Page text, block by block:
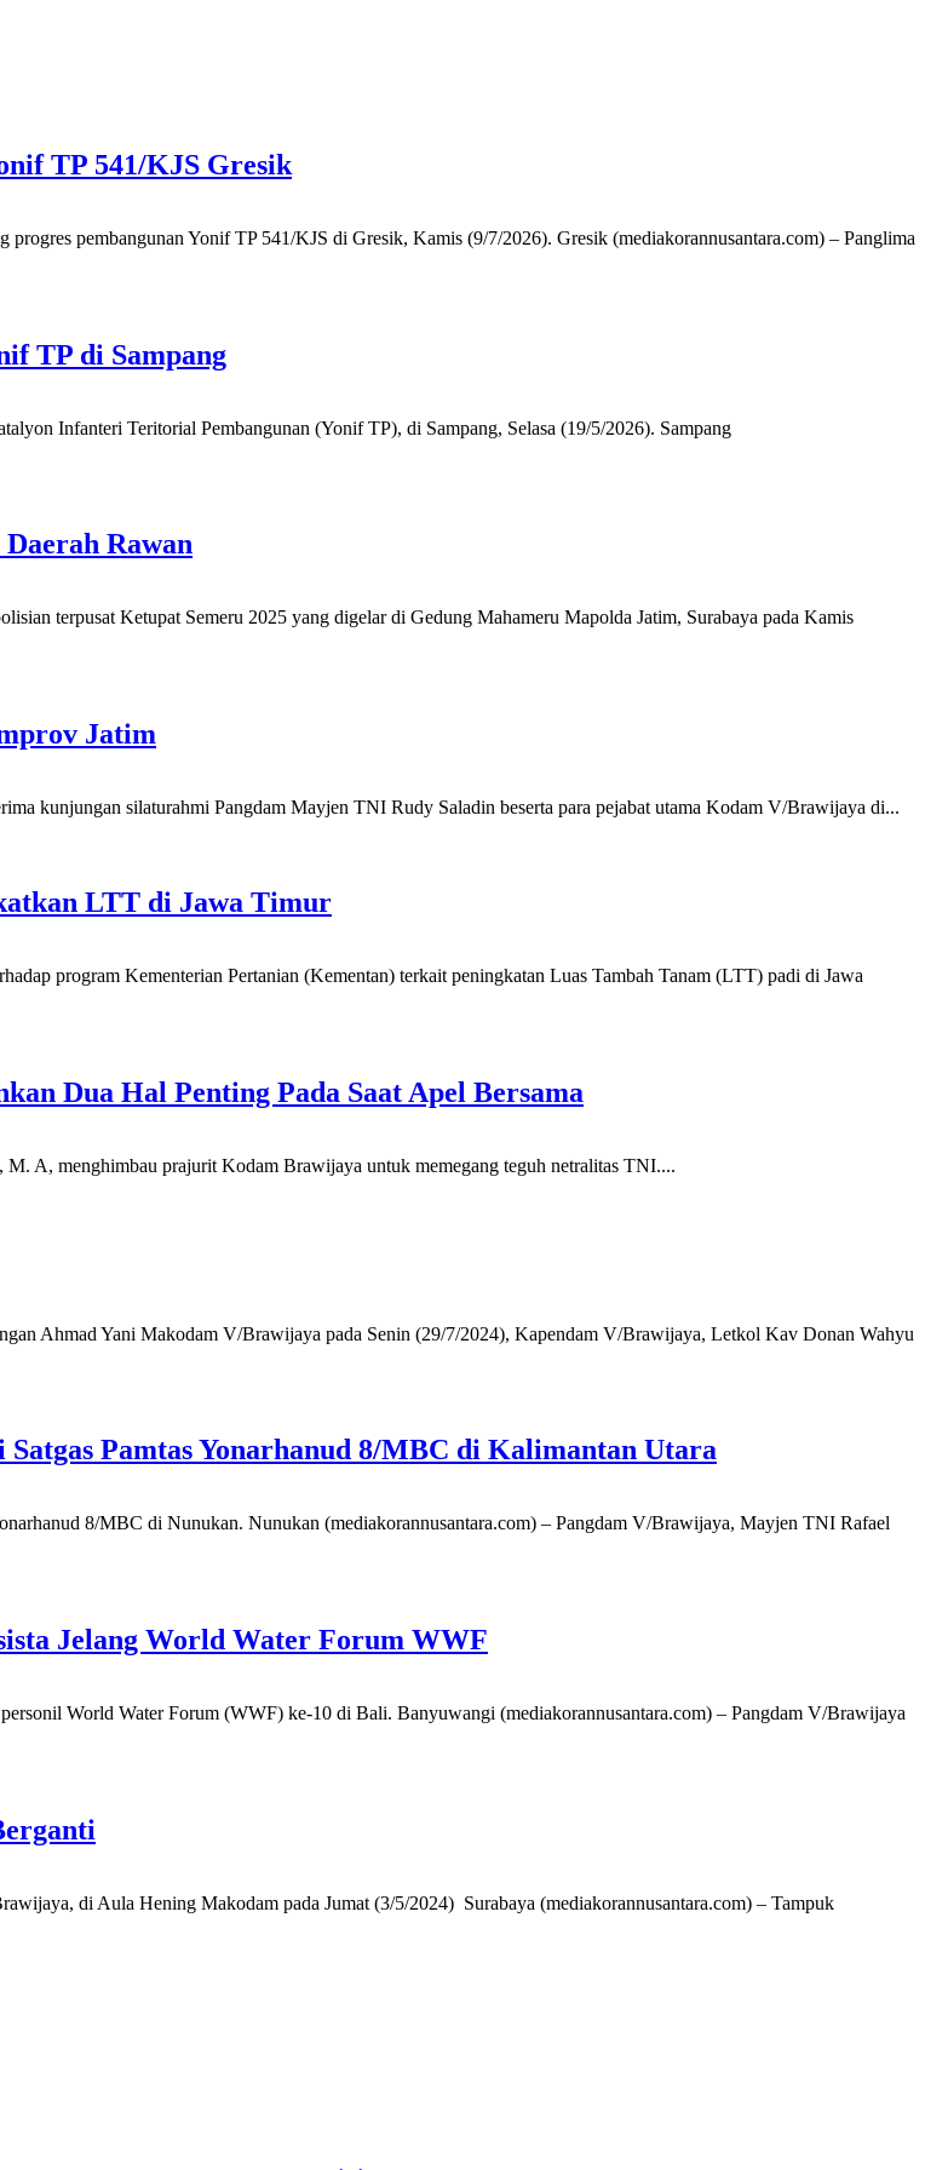
TP 541/KJS Gresik
pembangunan Yonif TP 541/KJS di Gresik, Kamis (9/7/2026). Gresik (mediakorannusantara.com) – Panglima
TP di Sampang
Infanteri Teritorial Pembangunan (Yonif TP), di Sampang, Selasa (19/5/2026). Sampang
Rawan
terpusat Ketupat Semeru 2025 yang digelar di Gedung Mahameru Mapolda Jatim, Surabaya pada Kamis
Jatim
kunjungan silaturahmi Pangdam Mayjen TNI Rudy Saladin beserta para pejabat utama Kodam V/Brawijaya di...
LTT di Jawa Timur
program Kementerian Pertanian (Kementan) terkait peningkatan Luas Tambah Tanam (LTT) padi di Jawa
Dua Hal Penting Pada Saat Apel Bersama
A, menghimbau prajurit Kodam Brawijaya untuk memegang teguh netralitas TNI....
Ahmad Yani Makodam V/Brawijaya pada Senin (29/7/2024), Kapendam V/Brawijaya, Letkol Kav Donan Wahyu
Pamtas Yonarhanud 8/MBC di Kalimantan Utara
8/MBC di Nunukan. Nunukan (mediakorannusantara.com) – Pangdam V/Brawijaya, Mayjen TNI Rafael
Jelang World Water Forum WWF
World Water Forum (WWF) ke-10 di Bali. Banyuwangi (mediakorannusantara.com) – Pangdam V/Brawijaya
di Aula Hening Makodam pada Jumat (3/5/2024) Surabaya (mediakorannusantara.com) – Tampuk